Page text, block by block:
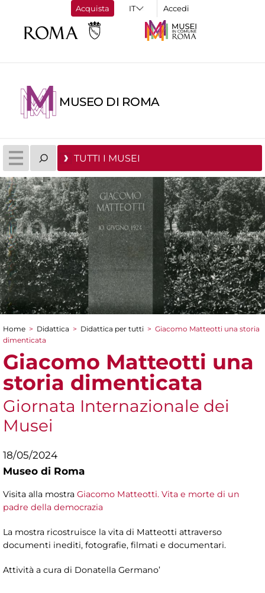
Acquista Accedi
MUSEO DI ROMA
TUTTI I MUSEI
Tu sei qui
Home > Didattica > Didattica per tutti > Giacomo Matteotti una storia
dimenticata
Giacomo Matteotti una
storia dimenticata
Giornata Internazionale dei
Musei
18/05/2024
Museo di Roma
Visita alla mostra Giacomo Matteotti. Vita e morte di un
padre della democrazia
La mostra ricostruisce la vita di Matteotti attraverso
documenti inediti, fotografie, filmati e documentari.
Attività a cura di Donatella Germano’